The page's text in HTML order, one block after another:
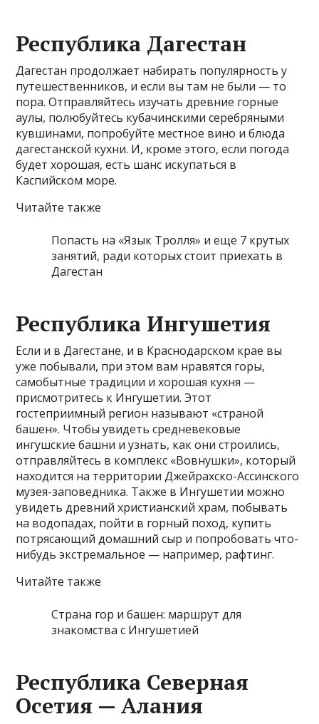
Республика Дагестан
Дагестан продолжает набирать популярность у
путешественников, и если вы там не были — то
пора. Отправляйтесь изучать древние горные
аулы, полюбуйтесь кубачинскими серебряными
кувшинами, попробуйте местное вино и блюда
дагестанской кухни. И, кроме этого, если погода
будет хорошая, есть шанс искупаться в
Каспийском море.
Читайте также
Попасть на «Язык Тролля» и еще 7 крутых
занятий, ради которых стоит приехать в
Дагестан
Республика Ингушетия
Если и в Дагестане, и в Краснодарском крае вы
уже побывали, при этом вам нравятся горы,
самобытные традиции и хорошая кухня —
присмотритесь к Ингушетии. Этот
гостеприимный регион называют «страной
башен». Чтобы увидеть средневековые
ингушские башни и узнать, как они строились,
отправляйтесь в комплекс «Вовнушки», который
находится на территории Джейрахско-Ассинского
музея-заповедника. Также в Ингушетии можно
увидеть древний христианский храм, побывать
на водопадах, пойти в горный поход, купить
потрясающий домашний сыр и попробовать что-
нибудь экстремальное — например, рафтинг.
Читайте также
Страна гор и башен: маршрут для
знакомства с Ингушетией
Республика Северная
Осетия — Алания